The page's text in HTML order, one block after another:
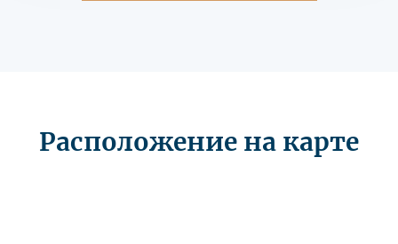
Расположение на карте